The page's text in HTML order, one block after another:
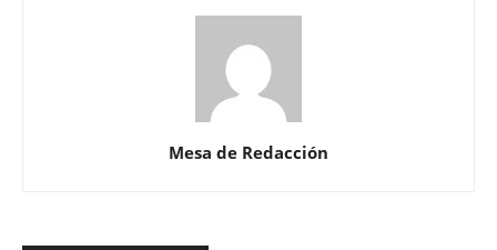
Mesa de Redacción